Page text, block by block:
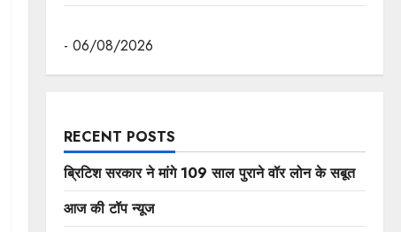
- 06/08/2026
RECENT POSTS
ब्रिटिश सरकार ने मांगे 109 साल पुराने वॉर लोन के सबूत
आज की टॉप न्यूज